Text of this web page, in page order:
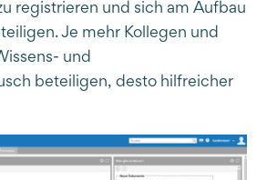
registrieren und sich am Aufbau
Je mehr Kollegen und
und
beteiligen, desto hilfreicher